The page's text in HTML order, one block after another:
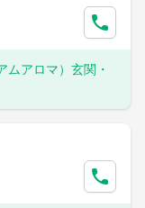
ムアロマ）玄関・